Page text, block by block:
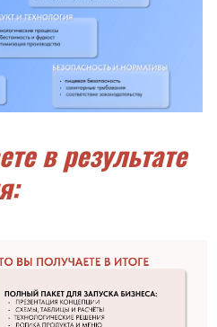
в результате